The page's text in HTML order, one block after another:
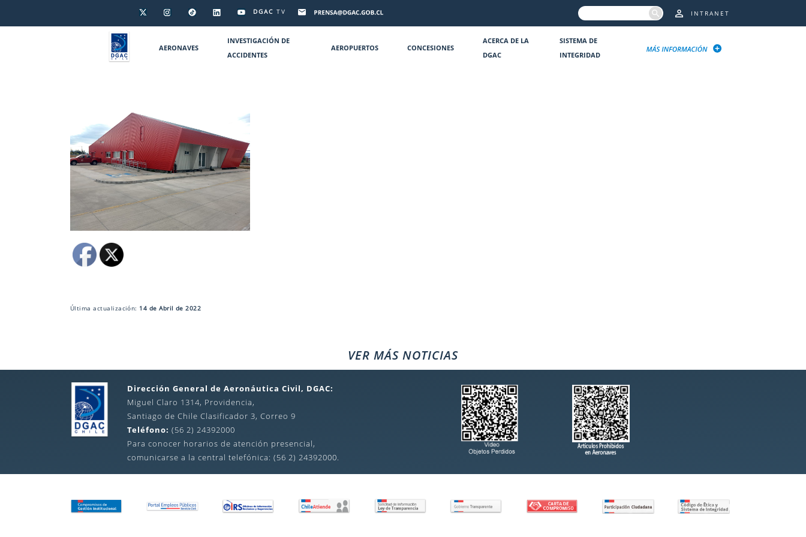
DGAC TV INTRANET
AERONAVES
INVESTIGACIÓN DE
ACCIDENTES
AEROPUERTOS CONCESIONES
ACERCA DE LA
DGAC
SISTEMA DE
INTEGRIDAD
Última actualización: 14 de Abril de 2022
VER MÁS NOTICIAS
Dirección General de Aeronáutica Civil, DGAC:
Miguel Claro 1314, Providencia,
Santiago de Chile Clasificador 3, Correo 9
Teléfono: (56 2) 24392000
Para conocer horarios de atención presencial,
comunicarse a la central telefónica: (56 2) 24392000.